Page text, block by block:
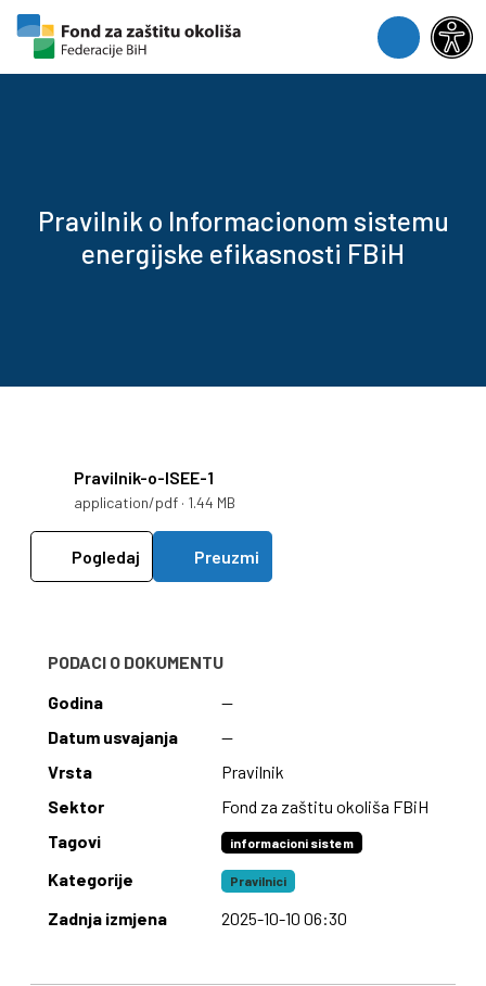
Skip to content
Skip to footer
Menu
Pravilnik o Informacionom sistemu
energijske efikasnosti FBiH
Pravilnik-o-ISEE-1
application/pdf · 1.44 MB
Pogledaj Preuzmi
PODACI O DOKUMENTU
Godina
—
Datum usvajanja
—
Vrsta
Pravilnik
Sektor
Fond za zaštitu okoliša FBiH
Tagovi
informacioni sistem
Kategorije Pravilnici
Zadnja izmjena 2025-10-10 06:30